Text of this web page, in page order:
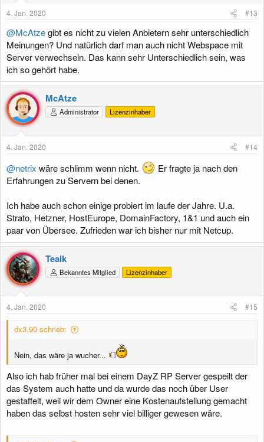
4. Jan. 2020 #13
@McAtzegibt es nicht zu vielen Anbietern sehr unterschiedlich
Meinungen? Und natürlich darf man auch nicht Webspace mit
Server verwechseln. Das kann sehr Unterschiedlich sein, was
ich so gehört habe.
McAtze
Administrator Lizenzinhaber
4. Jan. 2020 #14
@netrix wäre schlimm wenn nicht.
Er fragte ja nach den
Erfahrungen zu Servern bei denen.
Ich habe auch schon einige probiert im laufe der Jahre. U.a.
Strato, Hetzner, HostEurope, DomainFactory, 1&1 und auch ein
paar von Übersee. Zufrieden war ich bisher nur mit Netcup.
Tealk
Bekanntes Mitglied Lizenzinhaber
4. Jan. 2020 #15
dx3.90 schrieb:
Nein, das wäre ja wucher...
Also ich hab früher mal bei einem DayZ RP Server gespeilt der
das System auch hatte und da wurde das noch über User
gestaffelt, weil wir dem Owner eine Kostenaufstellung gemacht
haben das selbst hosten sehr viel billiger gewesen wäre.